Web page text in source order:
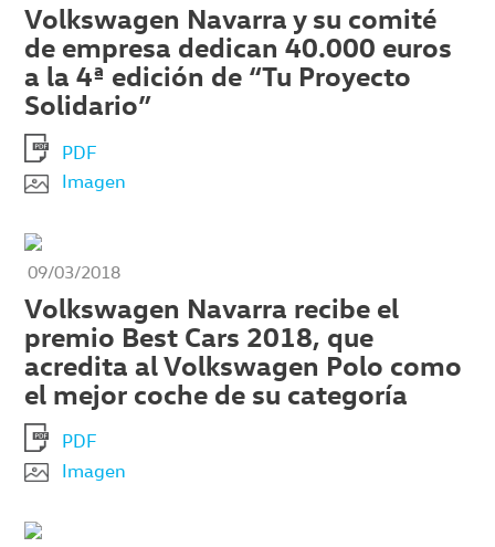
Volkswagen Navarra y su comité
de empresa dedican 40.000 euros
a la 4ª edición de “Tu Proyecto
Solidario”
PDF
Imagen
09/03/2018
Volkswagen Navarra recibe el
premio Best Cars 2018, que
acredita al Volkswagen Polo como
el mejor coche de su categoría
PDF
Imagen